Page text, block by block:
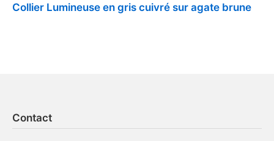
Collier Lumineuse en gris cuivré sur agate brune
Contact